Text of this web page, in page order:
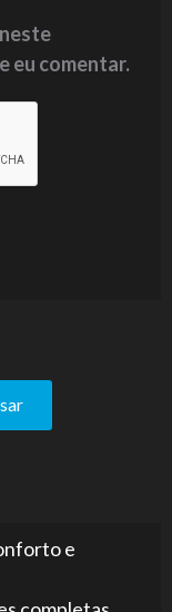
eu comentar.
e